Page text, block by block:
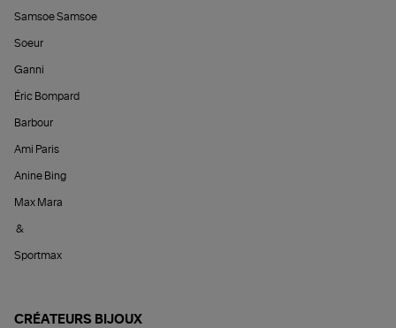
Samsoe Samsoe
Soeur
Ganni
Éric Bompard
Barbour
Ami Paris
Anine Bing
Max Mara
&
Sportmax
CRÉATEURS BIJOUX